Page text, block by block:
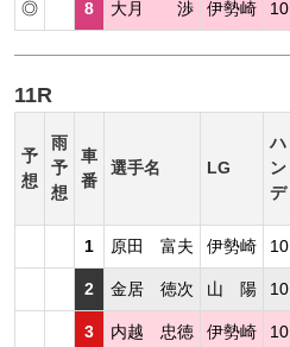
◎ 8 大月 渉 伊勢崎 10
11R
予
想
雨
予
想
車
番
選手名 LG
ハ
ン
デ
1 原田 富夫 伊勢崎 10
2 金居 徳次 山 陽 10
3 内越 忠徳 伊勢崎 10